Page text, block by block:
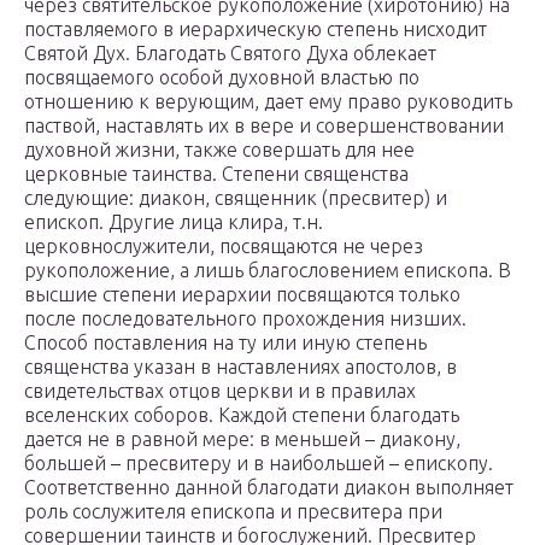
через святительское рукоположение (хиротонию) на
поставляемого в иерархическую степень нисходит
Святой Дух. Благодать Святого Духа облекает
посвящаемого особой духовной властью по
отношению к верующим, дает ему право руководить
паствой, наставлять их в вере и совершенствовании
духовной жизни, также совершать для нее
церковные таинства. Степени священства
следующие: диакон, священник (пресвитер) и
епископ. Другие лица клира, т.н.
церковнослужители, посвящаются не через
рукоположение, а лишь благословением епископа. В
высшие степени иерархии посвящаются только
после последовательного прохождения низших.
Способ поставления на ту или иную степень
священства указан в наставлениях апостолов, в
свидетельствах отцов церкви и в правилах
вселенских соборов. Каждой степени благодать
дается не в равной мере: в меньшей – диакону,
большей – пресвитеру и в наибольшей – епископу.
Соответственно данной благодати диакон выполняет
роль сослужителя епископа и пресвитера при
совершении таинств и богослужений. Пресвитер